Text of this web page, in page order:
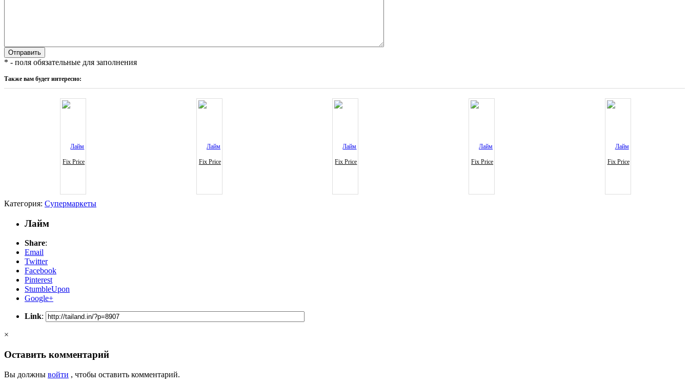
* - поля обязательные для заполнения
Также вам будет интересно:
Fix Price Fix Price Fix Price Fix Price Fix Price
Категория: Супермаркеты
Лайм
Share:
Email
Twitter
Facebook
Pinterest
StumbleUpon
Google+
Link:
×
Оставить комментарий
Вы должны войти , чтобы оставить комментарий.